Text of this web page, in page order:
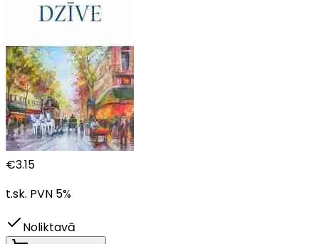
€3.15
t.sk. PVN 5%
Noliktavā